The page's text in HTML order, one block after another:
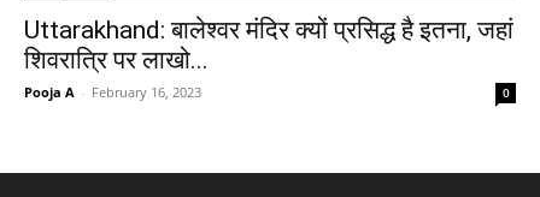
Uttarakhand: बालेश्वर मंदिर क्यों प्रसिद्ध है इतना, जहां
शिवरात्रि पर लाखो...
Pooja A - February 16, 2023 0